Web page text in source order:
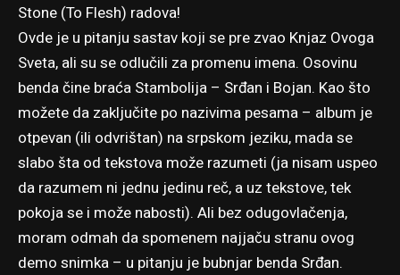
Stone (To Flesh) radova!
Ovde je u pitanju sastav koji se pre zvao Knjaz Ovoga
Sveta, ali su se odlučili za promenu imena. Osovinu
benda čine braća Stambolija – Srđan i Bojan. Kao što
možete da zaključite po nazivima pesama – album je
otpevan (ili odvrištan) na srpskom jeziku, mada se
slabo šta od tekstova može razumeti (ja nisam uspeo
da razumem ni jednu jedinu reč, a uz tekstove, tek
pokoja se i može nabosti). Ali bez odugovlačenja,
moram odmah da spomenem najjaču stranu ovog
demo snimka – u pitanju je bubnjar benda Srđan.